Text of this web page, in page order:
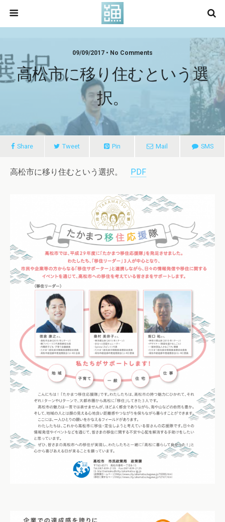
09/09/2017 • No Comments
高松市に移り住むという選
択。
Share Tweet Pin Mail SMS
高松市に移り住むという選択。 PDF